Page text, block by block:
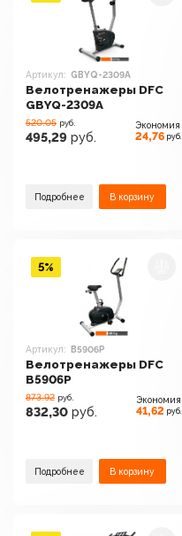
Артикул: GBYQ-2309A
Велотренажеры DFC
GBYQ-2309A
520.05 руб.
495,29 руб.
Экономия
24,76 руб.
Подробнее В корзину
Артикул: B5906P
Велотренажеры DFC
B5906P
873.92 руб.
832,30 руб.
Экономия
41,62 руб.
Подробнее В корзину
5%